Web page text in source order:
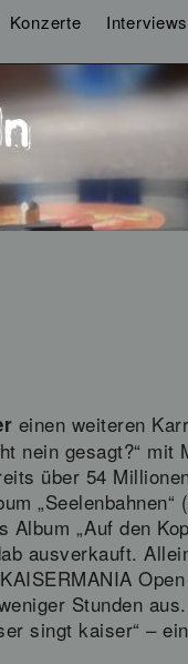
Konzerte Interviews
einen weiteren
nein gesagt?“ mit
über 54
„Seelenbahnen“
„Auf den
ausverkauft.
Stunden
singt kaiser“ –